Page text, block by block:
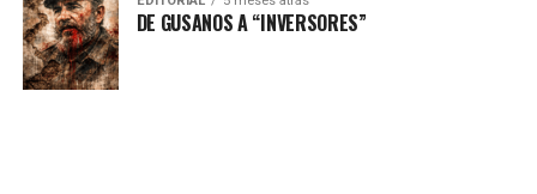
DE GUSANOS A “INVERSORES”